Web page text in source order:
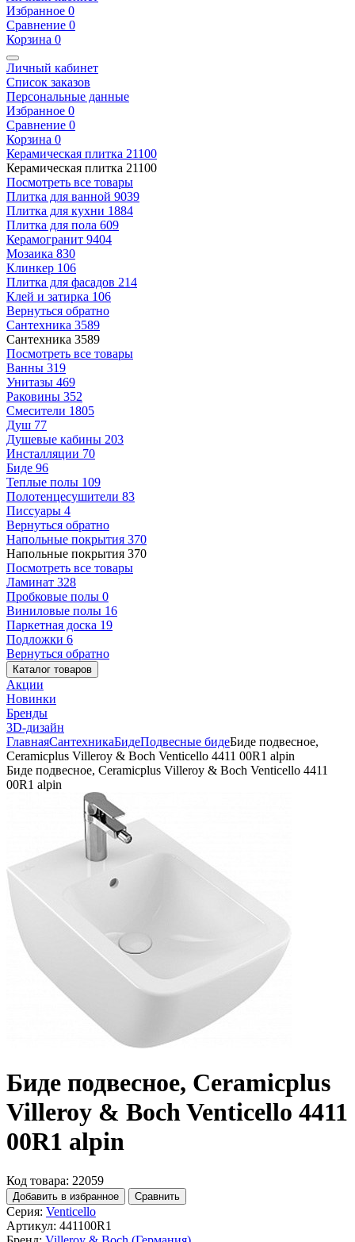
Избранное 0
Сравнение 0
Корзина 0
Личный кабинет
Список заказов
Персональные данные
Избранное 0
Сравнение 0
Корзина 0
Керамическая плитка 21100
Керамическая плитка 21100
Посмотреть все товары
Плитка для ванной 9039
Плитка для кухни 1884
Плитка для пола 609
Керамогранит 9404
Мозаика 830
Клинкер 106
Плитка для фасадов 214
Клей и затирка 106
Вернуться обратно
Сантехника 3589
Сантехника 3589
Посмотреть все товары
Ванны 319
Унитазы 469
Раковины 352
Смесители 1805
Душ 77
Душевые кабины 203
Инсталляции 70
Биде 96
Теплые полы 109
Полотенцесушители 83
Писсуары 4
Вернуться обратно
Напольные покрытия 370
Напольные покрытия 370
Посмотреть все товары
Ламинат 328
Пробковые полы 0
Виниловые полы 16
Паркетная доска 19
Подложки 6
Вернуться обратно
Каталог товаров
Акции
Новинки
Бренды
3D-дизайн
ГлавнаяСантехникаБидеПодвесные бидеБиде подвесное,
Ceramicplus Villeroy & Boch Venticello 4411 00R1 alpin
Биде подвесное, Ceramicplus Villeroy & Boch Venticello 4411
00R1 alpin
Биде подвесное, Ceramicplus
Villeroy & Boch Venticello 4411
00R1 alpin
Код товара: 22059
Добавить в избранное Сравнить
Серия: Venticello
Артикул: 441100R1